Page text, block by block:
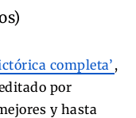
completa’ ,
por
y hasta